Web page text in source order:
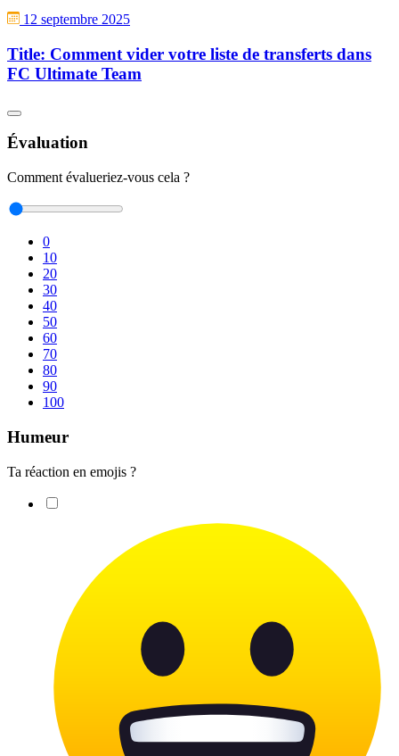
12 septembre 2025
Title: Comment vider votre liste de transferts dans
FC Ultimate Team
Évaluation
Comment évalueriez-vous cela ?
0
10
20
30
40
50
60
70
80
90
100
Humeur
Ta réaction en emojis ?